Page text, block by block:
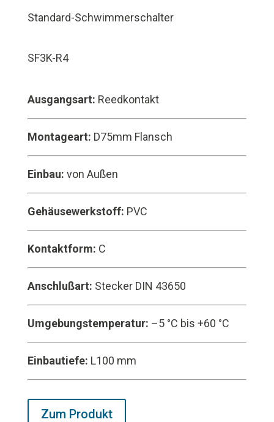
Standard-Schwimmerschalter
SF3K-R4
Ausgangsart: Reedkontakt
Montageart: D75mm Flansch
Einbau: von Außen
Gehäusewerkstoff: PVC
Kontaktform: C
Anschlußart: Stecker DIN 43650
Umgebungstemperatur: –5 °C bis +60 °C
Einbautiefe: L100 mm
Zum Produkt